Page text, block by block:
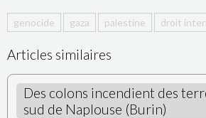
genocide gaza palestine droit
Articles similaires
Des colons incendient des
sud de Naplouse (Burin)